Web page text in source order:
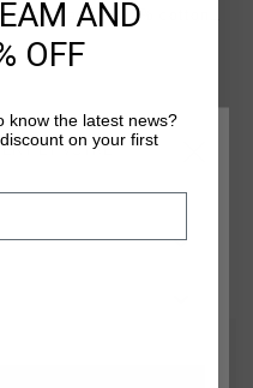
Made of 95% cotton
a hexagonal crescent neck
Cruyff logo is applied in
ET VOTRE
AND
OFF
know the latest news?
on your first